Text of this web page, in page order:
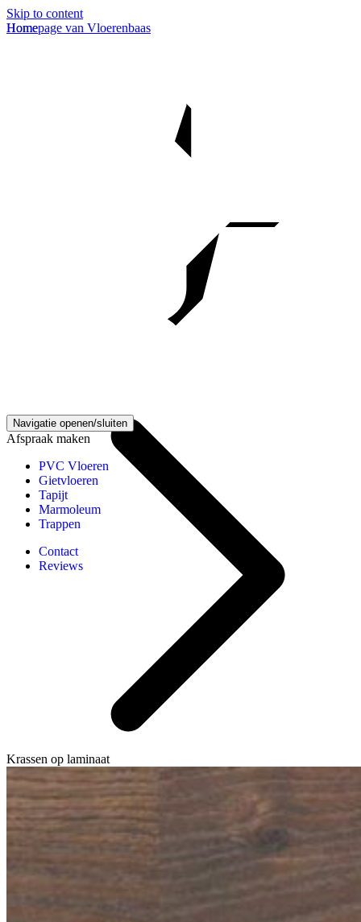
Skip to content
Homepage van Vloerenbaas
Navigatie openen/sluiten
Afspraak maken
PVC Vloeren
Gietvloeren
Tapijt
Marmoleum
Trappen
Contact
Reviews
Home
Krassen op laminaat